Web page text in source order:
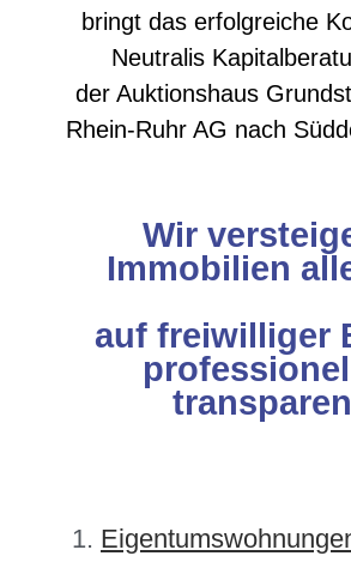
bringt das erfolgreiche
Neutralis
der Auktionshaus
Rhein-Ruhr AG nach
Wir
Immobilien
auf freiwilliger
1.